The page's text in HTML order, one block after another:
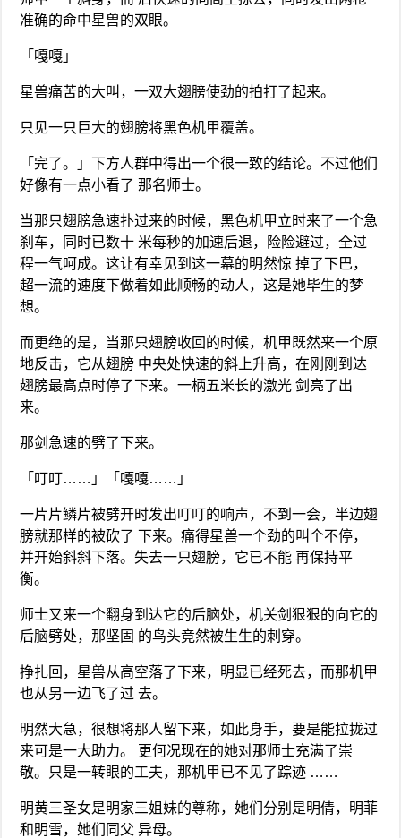
准确的命中星兽的双眼。
「嘎嘎」
星兽痛苦的大叫，一双大翅膀使劲的拍打了起来。
只见一只巨大的翅膀将黑色机甲覆盖。
「完了。」下方人群中得出一个很一致的结论。不过他们
好像有一点小看了 那名师士。
当那只翅膀急速扑过来的时候，黑色机甲立时来了一个急
刹车，同时已数十 米每秒的加速后退，险险避过，全过
程一气呵成。这让有幸见到这一幕的明然惊 掉了下巴，
超一流的速度下做着如此顺畅的动人，这是她毕生的梦
想。
而更绝的是，当那只翅膀收回的时候，机甲既然来一个原
地反击，它从翅膀 中央处快速的斜上升高，在刚刚到达
翅膀最高点时停了下来。一柄五米长的激光 剑亮了出
来。
那剑急速的劈了下来。
「叮叮……」「嘎嘎……」
一片片鳞片被劈开时发出叮叮的响声，不到一会，半边翅
膀就那样的被砍了 下来。痛得星兽一个劲的叫个不停，
并开始斜斜下落。失去一只翅膀，它已不能 再保持平
衡。
师士又来一个翻身到达它的后脑处，机关剑狠狠的向它的
后脑劈处，那坚固 的鸟头竟然被生生的刺穿。
挣扎回，星兽从高空落了下来，明显已经死去，而那机甲
也从另一边飞了过 去。
明然大急，很想将那人留下来，如此身手，要是能拉拢过
来可是一大助力。 更何况现在的她对那师士充满了崇
敬。只是一转眼的工夫，那机甲已不见了踪迹 ……
明黄三圣女是明家三姐妹的尊称，她们分别是明倩，明菲
和明雪，她们同父 异母。